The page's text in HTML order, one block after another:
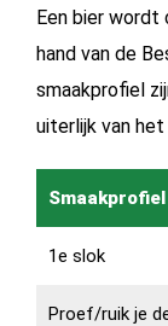
Een bier wordt
hand van de
smaakprofiel
uiterlijk van
Smaakprofiel
1e slok
Proef/ruik je